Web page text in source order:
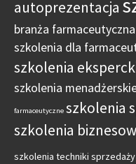
autoprezentacja
branża farmaceutyczna
szkolenia dla
szkolenia
szkolenia
farmaceutyczne szkolenia
szkolenia
szkolenia techniki sprzedaży